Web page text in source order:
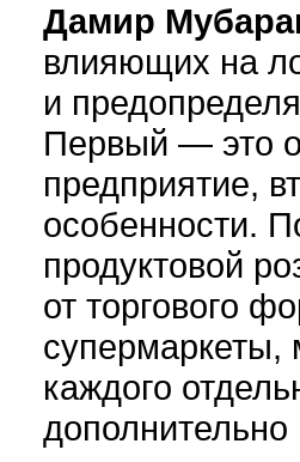
Дамир
влияющих на
и
Первый — это
предприятие,
особенности.
продуктовой
от торгового
каждого